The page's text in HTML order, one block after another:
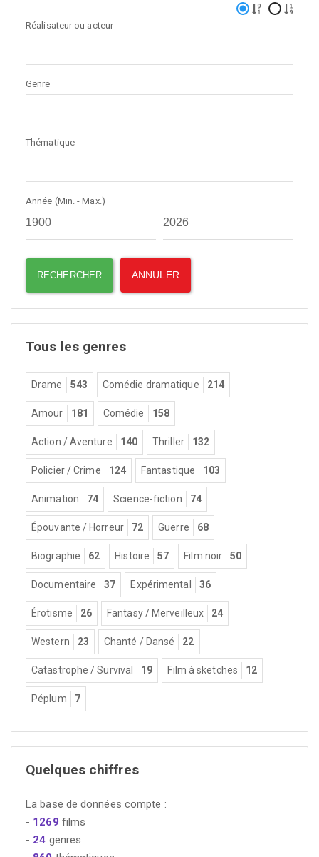
Réalisateur ou acteur
Genre
Thématique
Année (Min. - Max.)
Tous les genres
Drame 543 Comédie dramatique 214
Amour 181 Comédie 158
Action / Aventure 140 Thriller 132
Policier / Crime 124 Fantastique 103
Animation 74 Science-fiction 74
Épouvante / Horreur 72 Guerre 68
Biographie 62 Histoire 57 Film noir 50
Documentaire 37 Expérimental 36
Érotisme 26 Fantasy / Merveilleux 24
Western 23 Chanté / Dansé 22
Catastrophe / Survival 19 Film à sketches 12
Péplum 7
Quelques chiffres
La base de données compte :
- 1269 films
- 24 genres